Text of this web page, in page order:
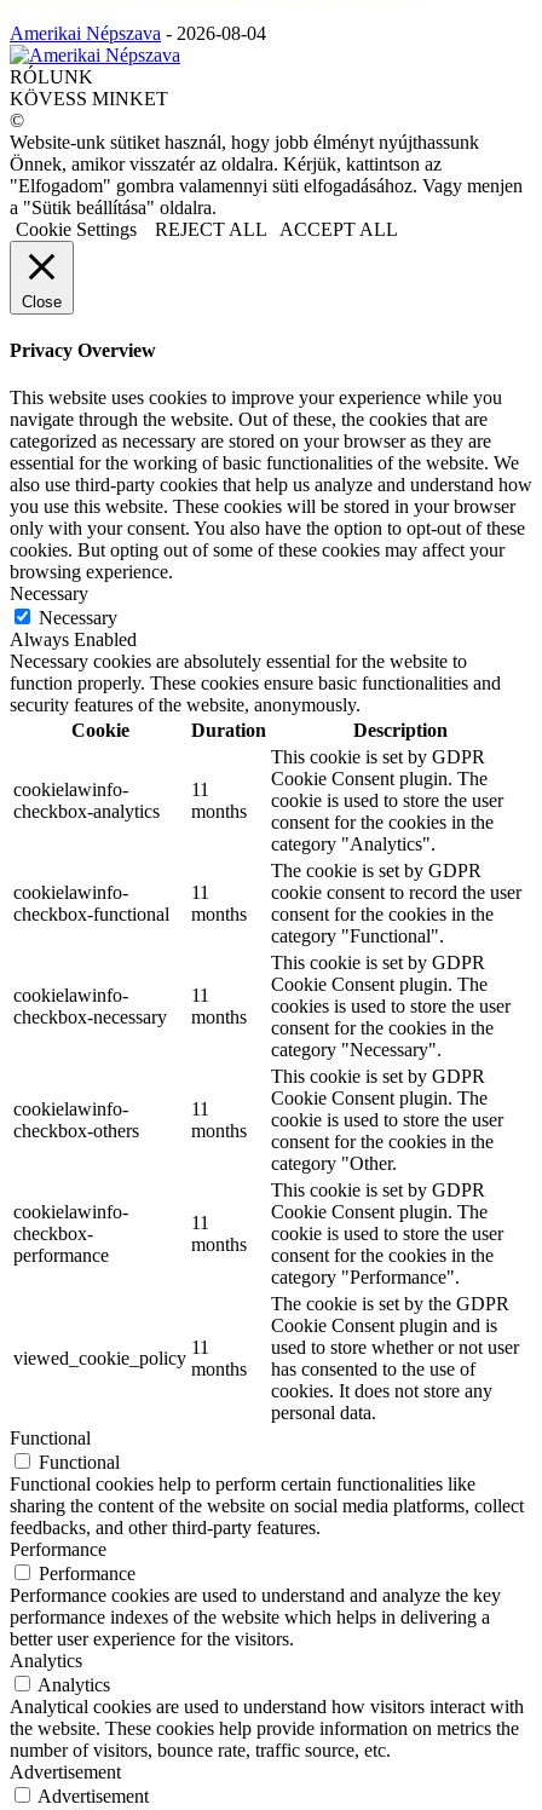
Amerikai Népszava - 2026-08-04
RÓLUNK
KÖVESS MINKET
©
Website-unk sütiket használ, hogy jobb élményt nyújthassunk
Önnek, amikor visszatér az oldalra. Kérjük, kattintson az
"Elfogadom" gombra valamennyi süti elfogadásához. Vagy menjen
a "Sütik beállítása" oldalra.
Cookie Settings
REJECT ALL ACCEPT ALL
Close
Privacy Overview
This website uses cookies to improve your experience while you
navigate through the website. Out of these, the cookies that are
categorized as necessary are stored on your browser as they are
essential for the working of basic functionalities of the website. We
also use third-party cookies that help us analyze and understand how
you use this website. These cookies will be stored in your browser
only with your consent. You also have the option to opt-out of these
cookies. But opting out of some of these cookies may affect your
browsing experience.
Necessary
Necessary
Always Enabled
Necessary cookies are absolutely essential for the website to
function properly. These cookies ensure basic functionalities and
security features of the website, anonymously.
Cookie
Duration Description
cookielawinfo-
checkbox-analytics
11
months
This cookie is set by GDPR
Cookie Consent plugin. The
cookie is used to store the user
consent for the cookies in the
category "Analytics".
cookielawinfo-
checkbox-functional
11
months
The cookie is set by GDPR
cookie consent to record the user
consent for the cookies in the
category "Functional".
cookielawinfo-
checkbox-necessary
11
months
This cookie is set by GDPR
Cookie Consent plugin. The
cookies is used to store the user
consent for the cookies in the
category "Necessary".
cookielawinfo-
checkbox-others
11
months
This cookie is set by GDPR
Cookie Consent plugin. The
cookie is used to store the user
consent for the cookies in the
category "Other.
cookielawinfo-
checkbox-
performance
11
months
This cookie is set by GDPR
Cookie Consent plugin. The
cookie is used to store the user
consent for the cookies in the
category "Performance".
viewed_cookie_policy
11
months
The cookie is set by the GDPR
Cookie Consent plugin and is
used to store whether or not user
has consented to the use of
cookies. It does not store any
personal data.
Functional
Functional
Functional cookies help to perform certain functionalities like
sharing the content of the website on social media platforms, collect
feedbacks, and other third-party features.
Performance
Performance
Performance cookies are used to understand and analyze the key
performance indexes of the website which helps in delivering a
better user experience for the visitors.
Analytics
Analytics
Analytical cookies are used to understand how visitors interact with
the website. These cookies help provide information on metrics the
number of visitors, bounce rate, traffic source, etc.
Advertisement
Advertisement